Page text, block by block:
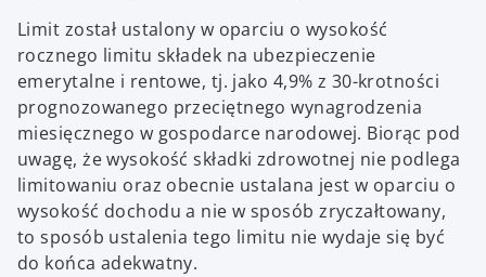
Limit został ustalony w oparciu o wysokość
rocznego limitu składek na ubezpieczenie
emerytalne i rentowe, tj. jako 4,9% z 30-krotności
prognozowanego przeciętnego wynagrodzenia
miesięcznego w gospodarce narodowej. Biorąc pod
uwagę, że wysokość składki zdrowotnej nie podlega
limitowaniu oraz obecnie ustalana jest w oparciu o
wysokość dochodu a nie w sposób zryczałtowany,
to sposób ustalenia tego limitu nie wydaje się być
do końca adekwatny.